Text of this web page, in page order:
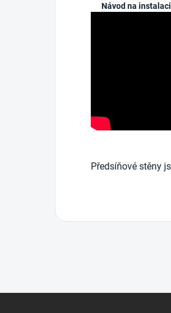
Návod na
Předsíňové stěny